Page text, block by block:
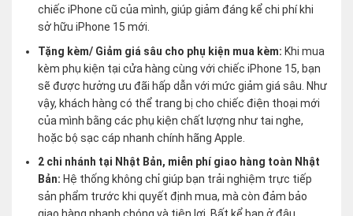
chiếc iPhone cũ của mình, giúp giảm đáng kể chi phí khi
sở hữu iPhone 15 mới.
Tặng kèm/ Giảm giá sâu cho phụ kiện mua kèm:Khi mua
kèm phụ kiện tại cửa hàng cùng với chiếc iPhone 15, bạn
sẽ được hưởng ưu đãi hấp dẫn với mức giảm giá sâu. Như
vậy, khách hàng có thể trang bị cho chiếc điện thoại mới
của mình bằng các phụ kiện chất lượng như tai nghe,
hoặc bộ sạc cáp nhanh chính hãng Apple.
2 chi nhánh tại Nhật Bản, miễn phí giao hàng toàn Nhật
Bản: Hệ thống không chỉ giúp bạn trải nghiệm trực tiếp
sản phẩm trước khi quyết định mua, mà còn đảm bảo